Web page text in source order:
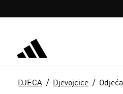
DJECA Djevojcice Odjeća